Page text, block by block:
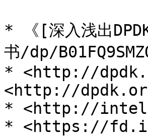
* 《[深入浅出
书/dp/
* <http://
<http://
* <http://
* <https://